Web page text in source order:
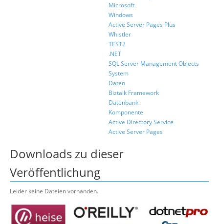
Microsoft
Windows
Active Server Pages Plus
Whistler
TEST2
.NET
SQL Server Management Objects
System
Daten
Biztalk Framework
Datenbank
Komponente
Active Directory Service
Active Server Pages
Downloads zu dieser
Veröffentlichung
Leider keine Dateien vorhanden.